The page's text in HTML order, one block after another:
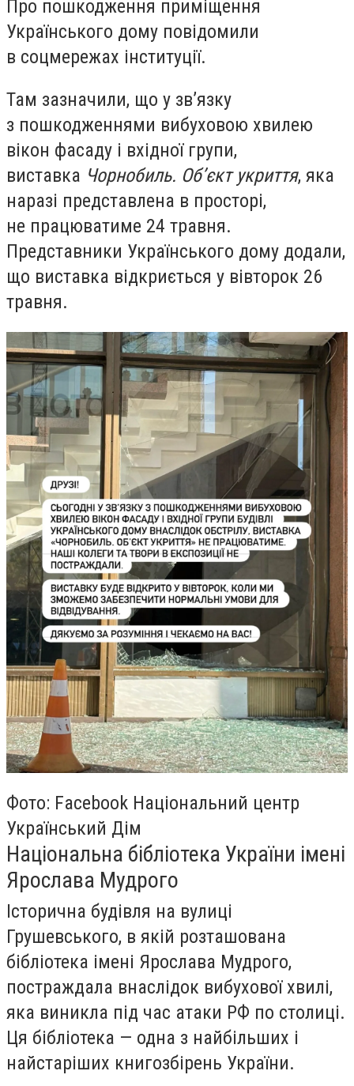
Про пошкодження приміщення
Українського дому повідомили
в соцмережах інституції.
Там зазначили, що у зв’язку
з пошкодженнями вибуховою хвилею
вікон фасаду і вхідної групи,
виставка Чорнобиль. Обʼєкт укриття, яка
наразі представлена в просторі,
не працюватиме 24 травня.
Представники Українського дому додали,
що виставка відкриється у вівторок 26
травня.
Фото: Facebook Національний центр
Український Дім
Національна бібліотека України імені
Ярослава Мудрого
Історична будівля на вулиці
Грушевського, в якій розташована
бібліотека імені Ярослава Мудрого,
постраждала внаслідок вибухової хвилі,
яка виникла під час атаки РФ по столиці.
Ця бібліотека — одна з найбільших і
найстаріших книгозбірень України.